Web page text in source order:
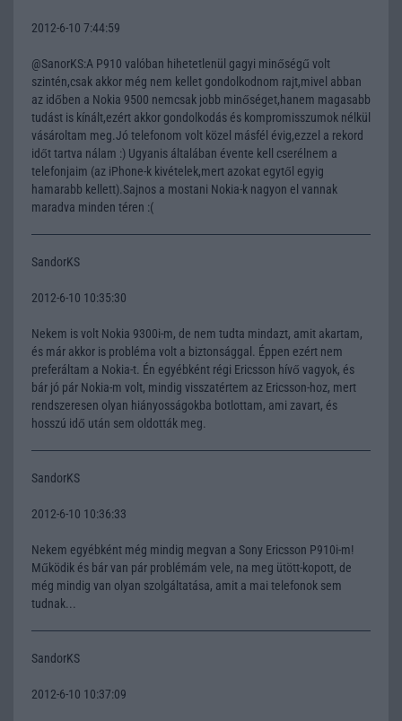
2012-6-10 7:44:59
@SanorKS:A P910 valóban hihetetlenül gagyi minőségű volt
szintén,csak akkor még nem kellet gondolkodnom rajt,mivel abban
az időben a Nokia 9500 nemcsak jobb minőséget,hanem magasabb
tudást is kínált,ezért akkor gondolkodás és kompromisszumok nélkül
vásároltam meg.Jó telefonom volt közel másfél évig,ezzel a rekord
időt tartva nálam :) Ugyanis általában évente kell cserélnem a
telefonjaim (az iPhone-k kivételek,mert azokat egytől egyig
hamarabb kellett).Sajnos a mostani Nokia-k nagyon el vannak
maradva minden téren :(
SandorKS
2012-6-10 10:35:30
Nekem is volt Nokia 9300i-m, de nem tudta mindazt, amit akartam,
és már akkor is probléma volt a biztonsággal. Éppen ezért nem
preferáltam a Nokia-t. Én egyébként régi Ericsson hívő vagyok, és
bár jó pár Nokia-m volt, mindig visszatértem az Ericsson-hoz, mert
rendszeresen olyan hiányosságokba botlottam, ami zavart, és
hosszú idő után sem oldották meg.
SandorKS
2012-6-10 10:36:33
Nekem egyébként még mindig megvan a Sony Ericsson P910i-m!
Működik és bár van pár problémám vele, na meg ütött-kopott, de
még mindig van olyan szolgáltatása, amit a mai telefonok sem
tudnak...
SandorKS
2012-6-10 10:37:09